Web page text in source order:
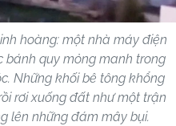
hoàng: một nhà máy điện
bánh quy mỏng manh trong
Những khối bê tông khổng
rơi xuống đất như một trận
lên những đám mây bụi.